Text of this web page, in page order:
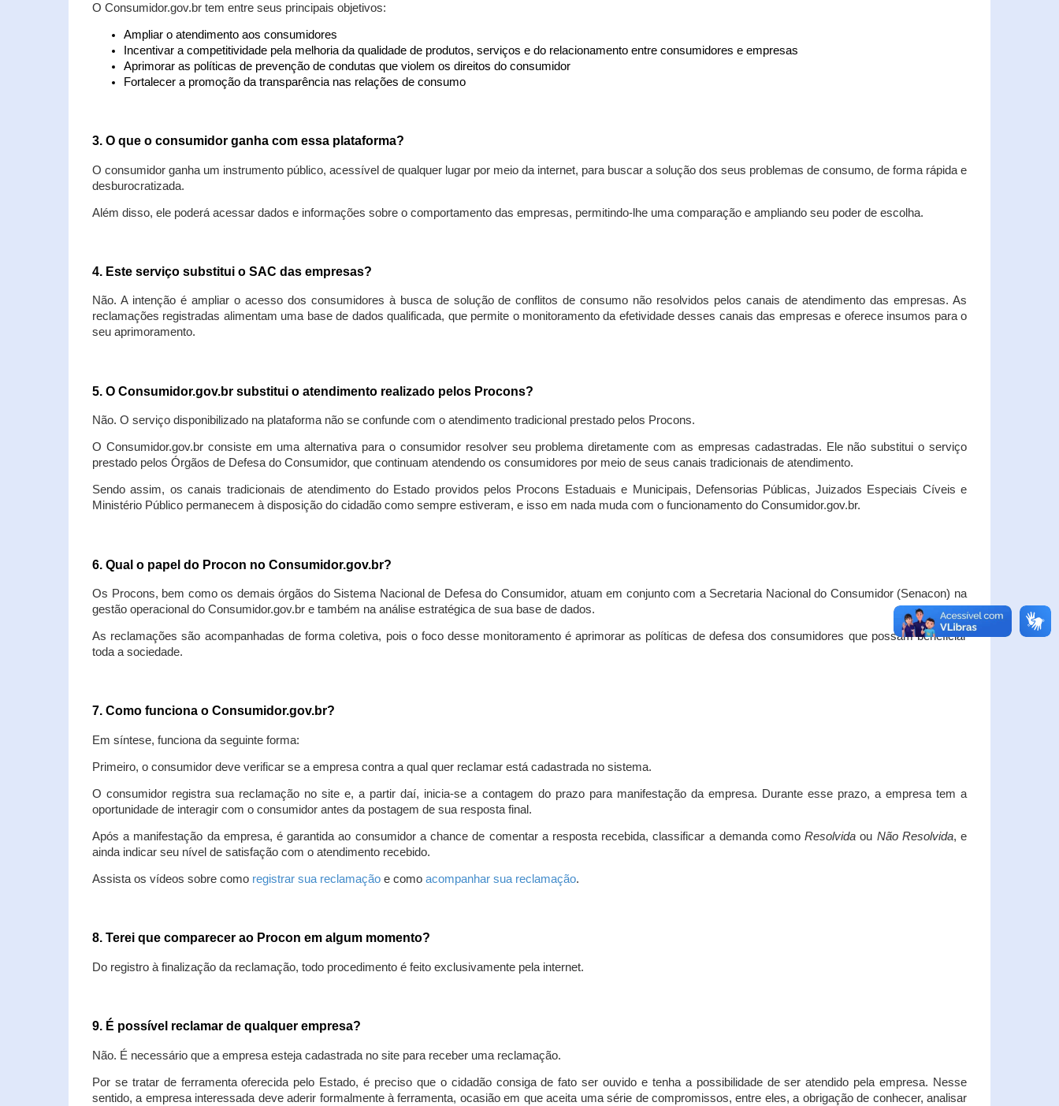
O Consumidor.gov.br tem entre seus principais objetivos:
Ampliar o atendimento aos consumidores
Incentivar a competitividade pela melhoria da qualidade de produtos, serviços e do relacionamento entre consumidores e empresas
Aprimorar as políticas de prevenção de condutas que violem os direitos do consumidor
Fortalecer a promoção da transparência nas relações de consumo
3. O que o consumidor ganha com essa plataforma?
O consumidor ganha um instrumento público, acessível de qualquer lugar por meio da internet, para buscar a solução dos seus problemas de consumo, de forma rápida e
desburocratizada.
Além disso, ele poderá acessar dados e informações sobre o comportamento das empresas, permitindo-lhe uma comparação e ampliando seu poder de escolha.
4. Este serviço substitui o SAC das empresas?
Não. A intenção é ampliar o acesso dos consumidores à busca de solução de conflitos de consumo não resolvidos pelos canais de atendimento das empresas. As
reclamações registradas alimentam uma base de dados qualificada, que permite o monitoramento da efetividade desses canais das empresas e oferece insumos para o
seu aprimoramento.
5. O Consumidor.gov.br substitui o atendimento realizado pelos Procons?
Não. O serviço disponibilizado na plataforma não se confunde com o atendimento tradicional prestado pelos Procons.
O Consumidor.gov.br consiste em uma alternativa para o consumidor resolver seu problema diretamente com as empresas cadastradas. Ele não substitui o serviço
prestado pelos Órgãos de Defesa do Consumidor, que continuam atendendo os consumidores por meio de seus canais tradicionais de atendimento.
Sendo assim, os canais tradicionais de atendimento do Estado providos pelos Procons Estaduais e Municipais, Defensorias Públicas, Juizados Especiais Cíveis e
Ministério Público permanecem à disposição do cidadão como sempre estiveram, e isso em nada muda com o funcionamento do Consumidor.gov.br.
6. Qual o papel do Procon no Consumidor.gov.br?
Os Procons, bem como os demais órgãos do Sistema Nacional de Defesa do Consumidor, atuam em conjunto com a Secretaria Nacional do Consumidor (Senacon) na
gestão operacional do Consumidor.gov.br e também na análise estratégica de sua base de dados.
As reclamações são acompanhadas de forma coletiva, pois o foco desse monitoramento é aprimorar as políticas de defesa dos consumidores que possam beneficiar
toda a sociedade.
7. Como funciona o Consumidor.gov.br?
Em síntese, funciona da seguinte forma:
Primeiro, o consumidor deve verificar se a empresa contra a qual quer reclamar está cadastrada no sistema.
O consumidor registra sua reclamação no site e, a partir daí, inicia-se a contagem do prazo para manifestação da empresa. Durante esse prazo, a empresa tem a
oportunidade de interagir com o consumidor antes da postagem de sua resposta final.
Após a manifestação da empresa, é garantida ao consumidor a chance de comentar a resposta recebida, classificar a demanda comoResolvida ou Não Resolvida, e
ainda indicar seu nível de satisfação com o atendimento recebido.
Assista os vídeos sobre como registrar sua reclamação e como acompanhar sua reclamação.
8. Terei que comparecer ao Procon em algum momento?
Do registro à finalização da reclamação, todo procedimento é feito exclusivamente pela internet.
9. É possível reclamar de qualquer empresa?
Não. É necessário que a empresa esteja cadastrada no site para receber uma reclamação.
Por se tratar de ferramenta oferecida pelo Estado, é preciso que o cidadão consiga de fato ser ouvido e tenha a possibilidade de ser atendido pela empresa. Nesse
sentido, a empresa interessada deve aderir formalmente à ferramenta, ocasião em que aceita uma série de compromissos, entre eles, a obrigação de conhecer, analisar